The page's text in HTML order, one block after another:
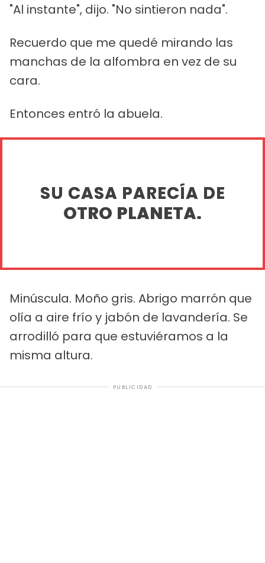
"Al instante", dijo. "No sintieron nada".
Recuerdo que me quedé mirando las
manchas de la alfombra en vez de su
cara.
Entonces entró la abuela.
SU CASA PARECÍA DE
OTRO PLANETA.
Minúscula. Moño gris. Abrigo marrón que
olía a aire frío y jabón de lavandería. Se
arrodilló para que estuviéramos a la
misma altura.
PUBLICIDAD